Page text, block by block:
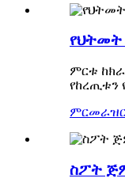
የህትመት
ምርቱ
የከረጢቱን
ምርመራ
ስፖት